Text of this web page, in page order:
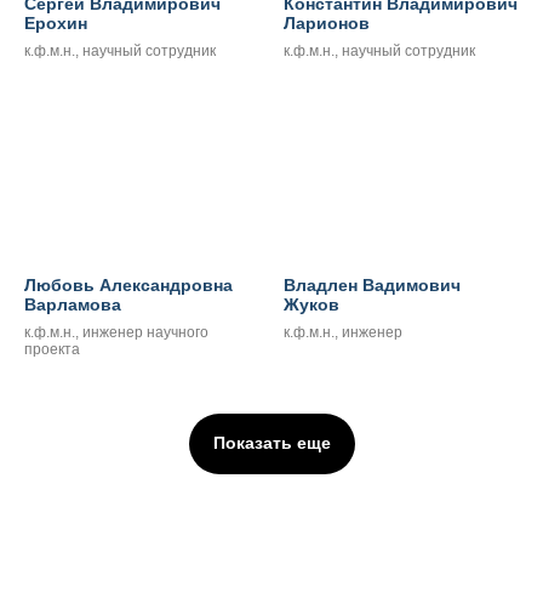
Ерохин
к.ф.м.н., научный сотрудник
Ларионов
к.ф.м.н., научный сотрудник
Любовь Александровна
Варламова
к.ф.м.н., инженер научного
проекта
Владлен Вадимович
Жуков
к.ф.м.н., инженер
Показать еще